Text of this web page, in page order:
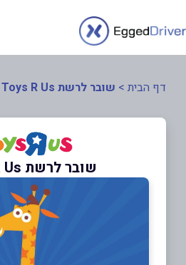
דף הבית > שובר לרשת Toys R Us
שובר לרשת Toys R Us